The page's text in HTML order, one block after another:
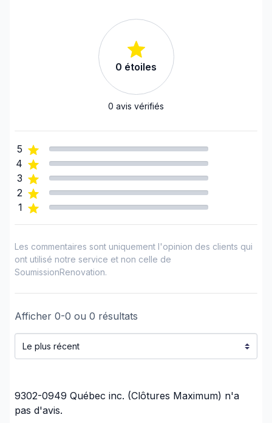
0 étoiles
0 avis vérifiés
5
4
3
2
1
Les commentaires sont uniquement l'opinion des clients qui
ont utilisé notre service et non celle de
SoumissionRenovation.
Afficher 0-0 ou 0 résultats
9302-0949 Québec inc. (Clôtures Maximum) n'a
pas d'avis.